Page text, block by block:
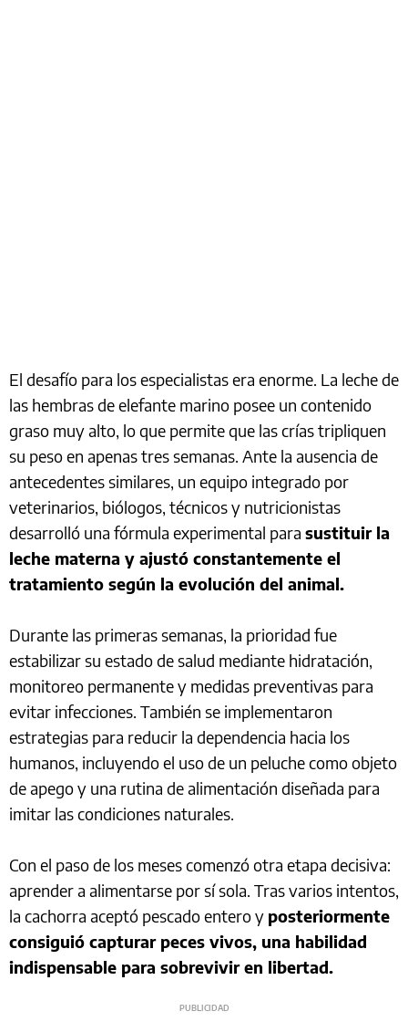
El desafío para los especialistas era enorme. La leche de
las hembras de elefante marino posee un contenido
graso muy alto, lo que permite que las crías tripliquen
su peso en apenas tres semanas. Ante la ausencia de
antecedentes similares, un equipo integrado por
veterinarios, biólogos, técnicos y nutricionistas
desarrolló una fórmula experimental para sustituir la
leche materna y ajustó constantemente el
tratamiento según la evolución del animal.
Durante las primeras semanas, la prioridad fue
estabilizar su estado de salud mediante hidratación,
monitoreo permanente y medidas preventivas para
evitar infecciones. También se implementaron
estrategias para reducir la dependencia hacia los
humanos, incluyendo el uso de un peluche como objeto
de apego y una rutina de alimentación diseñada para
imitar las condiciones naturales.
Con el paso de los meses comenzó otra etapa decisiva:
aprender a alimentarse por sí sola. Tras varios intentos,
la cachorra aceptó pescado entero y posteriormente
consiguió capturar peces vivos, una habilidad
indispensable para sobrevivir en libertad.